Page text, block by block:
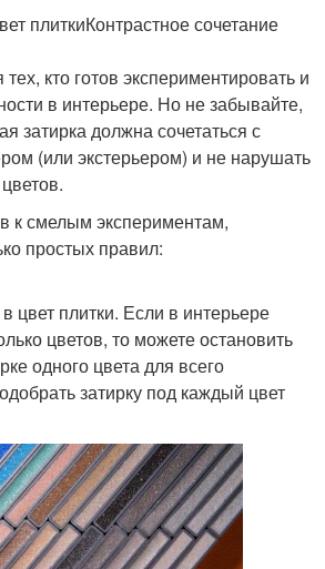
плиткиКонтрастное сочетание
кто готов экспериментировать и
в интерьере. Но не забывайте,
затирка должна сочетаться с
(или экстерьером) и не нарушать
к смелым экспериментам,
простых правил:
цвет плитки. Если в интерьере
цветов, то можете остановить
одного цвета для всего
затирку под каждый цвет